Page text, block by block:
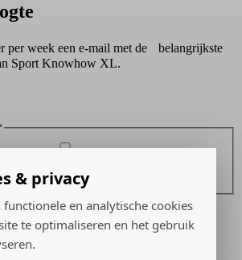
& privacy
en analytische cookies
te optimaliseren en het gebruik
per week een e-mail met de belangrijkste
Sport Knowhow XL.
en ga akkoord met de
Inschrijven